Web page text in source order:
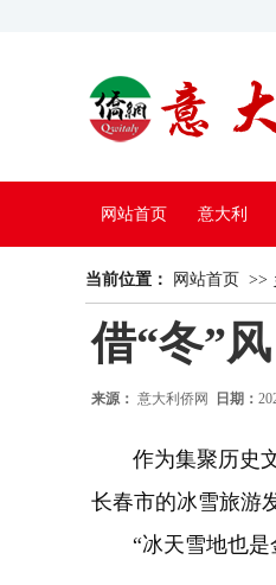
网站首页 意大利
中国电视
当前位置： 网站首页 >>
借“冬”
来源： 意大利侨网 日期：
作为集聚历史文
长春市的冰雪旅游
“冰天雪地也是金